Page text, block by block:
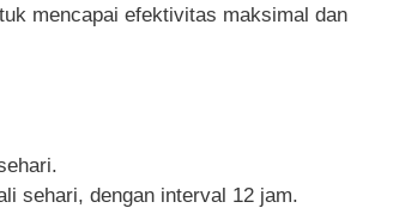
mencapai efektivitas maksimal dan
sehari, dengan interval 12 jam.